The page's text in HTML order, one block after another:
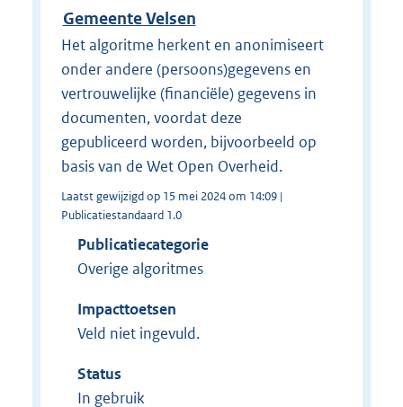
Gemeente Velsen
Het algoritme herkent en anonimiseert
onder andere (persoons)gegevens en
vertrouwelijke (financiële) gegevens in
documenten, voordat deze
gepubliceerd worden, bijvoorbeeld op
basis van de Wet Open Overheid.
Laatst gewijzigd op 15 mei 2024 om 14:09 |
Publicatiestandaard 1.0
Publicatiecategorie
Overige algoritmes
Impacttoetsen
Veld niet ingevuld.
Status
In gebruik